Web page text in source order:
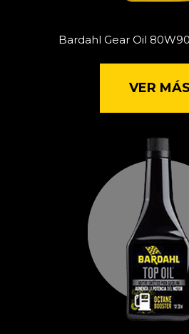
Bardahl Gear Oil
VER MÁS